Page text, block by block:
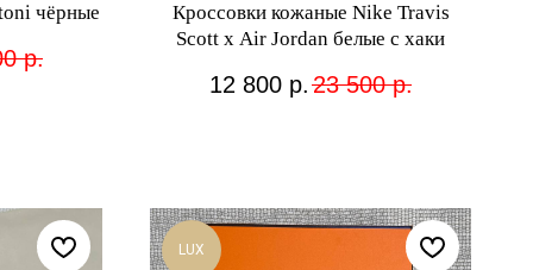
чёрные
р.
Кроссовки кожаные Nike Travis
Scott x Air Jordan белые с хаки
12 800 р. 23 500 р.
LUX